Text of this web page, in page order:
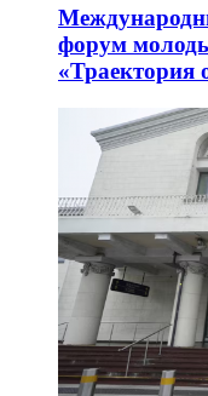
форум
«Траектория